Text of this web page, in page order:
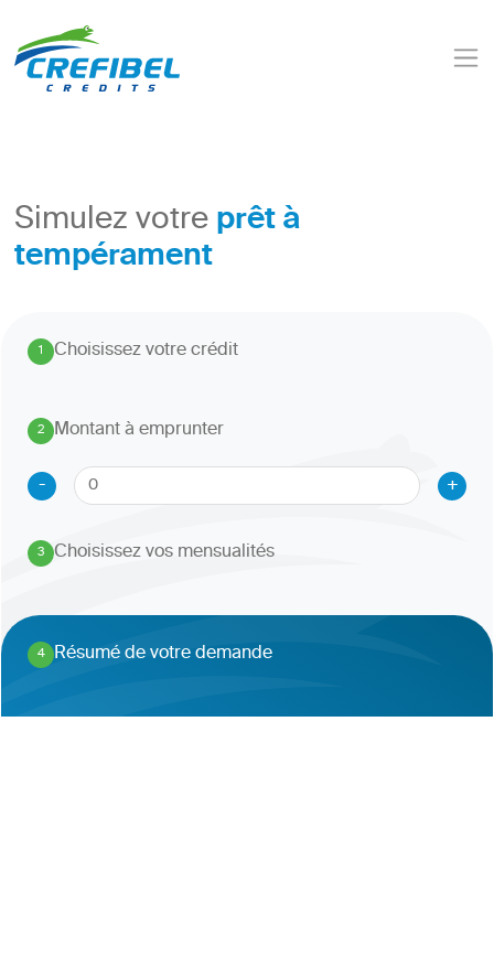
Simulez votreprêt à
tempérament
1. Choisissez votre crédit
2
.
Montant à emprunter
-
+
3
. Choisissez vos mensualités
4
. Résumé de votre demande